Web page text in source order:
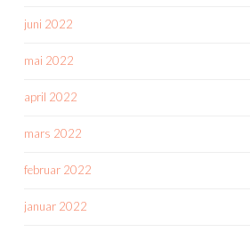
juni 2022
mai 2022
april 2022
mars 2022
februar 2022
januar 2022